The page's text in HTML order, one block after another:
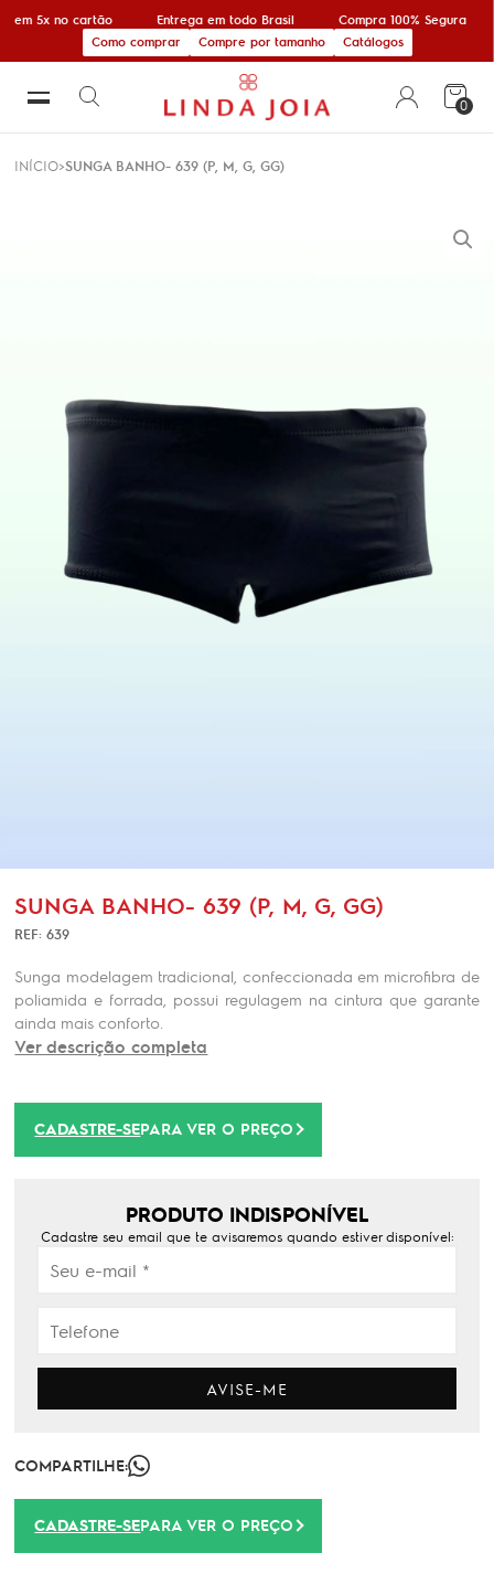
em 5x no cartão Entrega em todo Brasil
Compra 100% Segura
Como comprar
Compre por tamanho Catálogos
0
INÍCIO SUNGA BANHO- 639 (P, M, G, GG)
SUNGA BANHO- 639 (P, M, G, GG)
REF: 639
Sunga modelagem tradicional, confeccionada em microfibra de
poliamida e forrada, possui regulagem na cintura que garante
ainda mais conforto.
Ver descrição completa
CADASTRE-SEPARA VER O PREÇO
PRODUTO INDISPONÍVEL
Cadastre seu email que te avisaremos quando estiver disponível:
AVISE-ME
COMPARTILHE:
CADASTRE-SEPARA VER O PREÇO